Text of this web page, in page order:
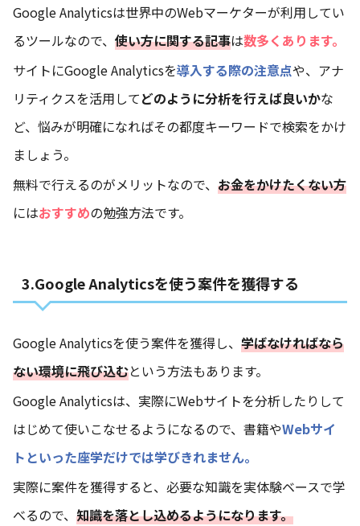
Google Analyticsは世界中のWebマーケターが利用してい
るツールなので、 使い方に関する記事は数多くあります。
サイトにGoogle Analyticsを導入する際の注意点や、アナ
リティクスを活用してどのように分析を行えば良いかな
ど、悩みが明確になればその都度キーワードで検索をかけ
ましょう。
無料で行えるのがメリットなので、 お金をかけたくない方
にはおすすめの勉強方法です。
3.Google Analyticsを使う案件を獲得する
Google Analyticsを使う案件を獲得し、 学ばなければなら
ない環境に飛び込むという方法もあります。
Google Analyticsは、実際にWebサイトを分析したりして
はじめて使いこなせるようになるので、書籍やWebサイ
トといった座学だけでは学びきれません。
実際に案件を獲得すると、必要な知識を実体験ベースで学
べるので、 知識を落とし込めるようになります。